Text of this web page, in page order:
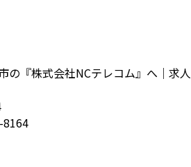
『株式会社NCテレコム』へ｜求人